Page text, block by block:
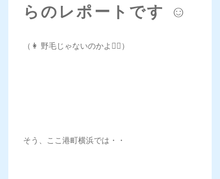
らのレポートです ☺️
（👩 野毛じゃないのかよ🤦‍♀️）
そう、ここ港町横浜では・・